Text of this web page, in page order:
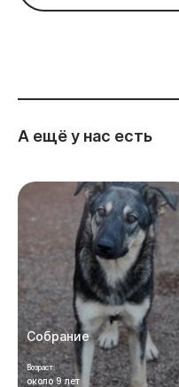
А ещё у нас есть
Собрание
Возраст:
около 9 лет